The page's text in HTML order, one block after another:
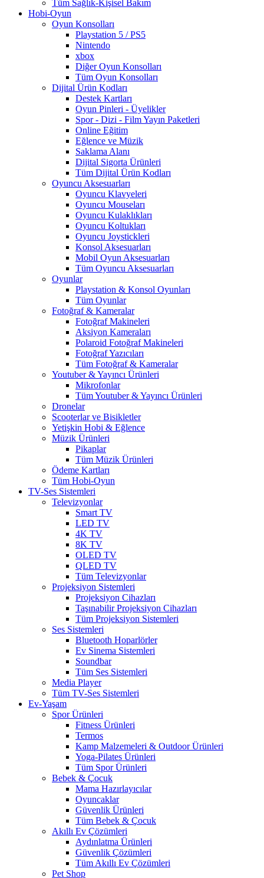
Tüm Sağlık-Kişisel Bakım
Hobi-Oyun
Oyun Konsolları
Playstation 5 / PS5
Nintendo
xbox
Diğer Oyun Konsolları
Tüm Oyun Konsolları
Dijital Ürün Kodları
Destek Kartları
Oyun Pinleri - Üyelikler
Spor - Dizi - Film Yayın Paketleri
Online Eğitim
Eğlence ve Müzik
Saklama Alanı
Dijital Sigorta Ürünleri
Tüm Dijital Ürün Kodları
Oyuncu Aksesuarları
Oyuncu Klavyeleri
Oyuncu Mouseları
Oyuncu Kulaklıkları
Oyuncu Koltukları
Oyuncu Joystickleri
Konsol Aksesuarları
Mobil Oyun Aksesuarları
Tüm Oyuncu Aksesuarları
Oyunlar
Playstation & Konsol Oyunları
Tüm Oyunlar
Fotoğraf & Kameralar
Fotoğraf Makineleri
Aksiyon Kameraları
Polaroid Fotoğraf Makineleri
Fotoğraf Yazıcıları
Tüm Fotoğraf & Kameralar
Youtuber & Yayıncı Ürünleri
Mikrofonlar
Tüm Youtuber & Yayıncı Ürünleri
Dronelar
Scooterlar ve Bisikletler
Yetişkin Hobi & Eğlence
Müzik Ürünleri
Pikaplar
Tüm Müzik Ürünleri
Ödeme Kartları
Tüm Hobi-Oyun
TV-Ses Sistemleri
Televizyonlar
Smart TV
LED TV
4K TV
8K TV
OLED TV
QLED TV
Tüm Televizyonlar
Projeksiyon Sistemleri
Projeksiyon Cihazları
Taşınabilir Projeksiyon Cihazları
Tüm Projeksiyon Sistemleri
Ses Sistemleri
Bluetooth Hoparlörler
Ev Sinema Sistemleri
Soundbar
Tüm Ses Sistemleri
Media Player
Tüm TV-Ses Sistemleri
Ev-Yaşam
Spor Ürünleri
Fitness Ürünleri
Termos
Kamp Malzemeleri & Outdoor Ürünleri
Yoga-Pilates Ürünleri
Tüm Spor Ürünleri
Bebek & Çocuk
Mama Hazırlayıcılar
Oyuncaklar
Güvenlik Ürünleri
Tüm Bebek & Çocuk
Akıllı Ev Çözümleri
Aydınlatma Ürünleri
Güvenlik Çözümleri
Tüm Akıllı Ev Çözümleri
Pet Shop